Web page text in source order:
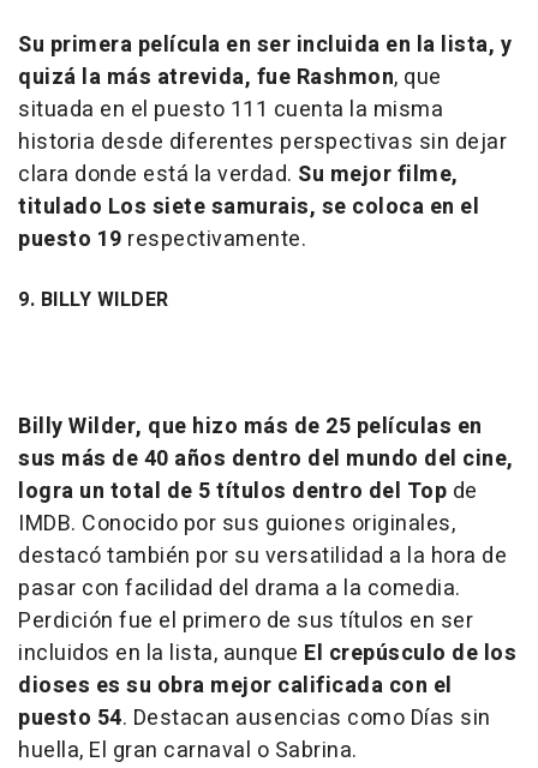
Su primera película en ser incluida en la lista, y
quizá la más atrevida, fue Rashmon, que
situada en el puesto 111 cuenta la misma
historia desde diferentes perspectivas sin dejar
clara donde está la verdad. Su mejor filme,
titulado Los siete samurais, se coloca en el
puesto 19 respectivamente.
9. BILLY WILDER
Billy Wilder, que hizo más de 25 películas en
sus más de 40 años dentro del mundo del cine,
logra un total de 5 títulos dentro del Top de
IMDB. Conocido por sus guiones originales,
destacó también por su versatilidad a la hora de
pasar con facilidad del drama a la comedia.
Perdición fue el primero de sus títulos en ser
incluidos en la lista, aunque El crepúsculo de los
dioses es su obra mejor calificada con el
puesto 54. Destacan ausencias como Días sin
huella, El gran carnaval o Sabrina.